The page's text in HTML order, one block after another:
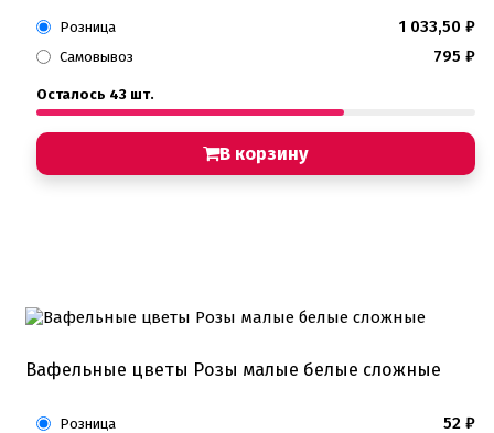
Розница 1 033,50 ₽
Самовывоз 795 ₽
Осталось 43 шт.
В корзину
Вафельные цветы Розы малые белые сложные
Розница 52 ₽